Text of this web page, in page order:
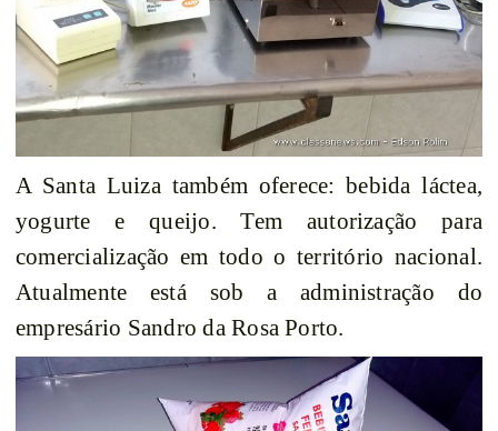
A Santa Luiza também oferece: bebida láctea,
yogurte e queijo. Tem autorização para
comercialização em todo o território nacional.
Atualmente está sob a administração do
empresário Sandro da Rosa Porto.